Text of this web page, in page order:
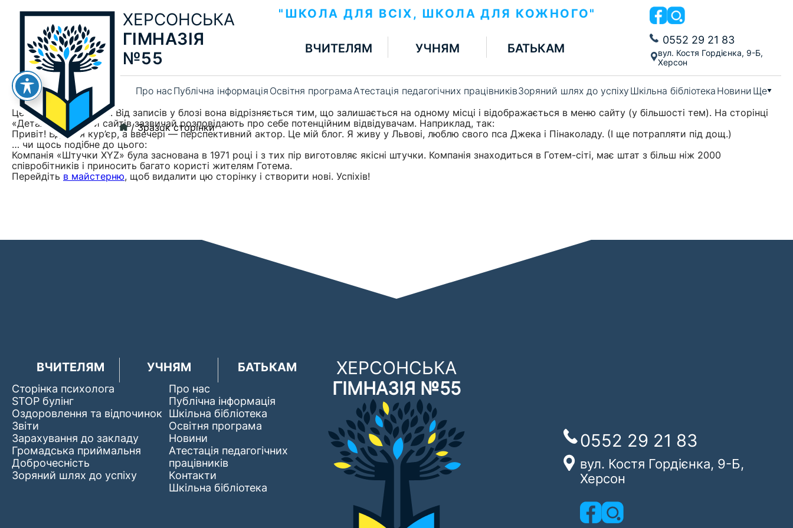
ХЕРСОНСЬКА
ГІМНАЗІЯ
№55
"ШКОЛА ДЛЯ ВСІХ, ШКОЛА ДЛЯ КОЖНОГО"
ВЧИТЕЛЯМ УЧНЯМ БАТЬКАМ
0552 29 21 83
вул. Костя Гордієнка, 9-Б,
Херсон
Про нас Публічна інформація Освітня програмаАтестація педагогічних працівниківЗоряний шлях до успіху Шкільна бібліотека Новини Ще
Головна
/Зразок сторінки
Це приклад сторінки. Від записів у блозі вона відрізняється тим, що залишається на одному місці і відображається в меню сайту (у більшості тем). На сторінці
«Деталі» власники сайтів зазвичай розповідають про себе потенційним відвідувачам. Наприклад, так:
Привіт! Вдень я кур’єр, а ввечері — перспективний актор. Це мій блог. Я живу у Львові, люблю свого пса Джека і Пінаколаду. (І ще потрапляти під дощ.)
… чи щось подібне до цього:
Компанія «Штучки XYZ» була заснована в 1971 році і з тих пір виготовляє якісні штучки. Компанія знаходиться в Готем-сіті, має штат з більш ніж 2000
співробітників і приносить багато користі жителям Готема.
Перейдіть в майстерню, щоб видалити цю сторінку і створити нові. Успіхів!
ВЧИТЕЛЯМ УЧНЯМ БАТЬКАМ
Сторінка психолога
STOP булінг
Оздоровлення та відпочинок
Звіти
Зарахування до закладу
Громадська приймальня
Доброчесність
Зоряний шлях до успіху
Про нас
Публічна інформація
Шкільна бібліотека
Освітня програма
Новини
Атестація педагогічних
працівників
Контакти
Шкільна бібліотека
ХЕРСОНСЬКА
ГІМНАЗІЯ №55
0552 29 21 83
вул. Костя Гордієнка, 9-Б,
Херсон